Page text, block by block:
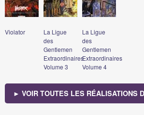
Violator
La Ligue
des
Gentlemen
Extraordinaires
Volume 3
La Ligue
des
Gentlemen
Extraordinaires
Volume 4
► VOIR TOUTES LES RÉALISATIONS